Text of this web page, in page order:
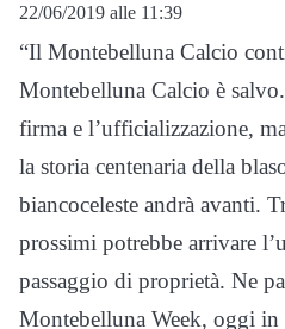
22/06/2019 alle 11:39
“Il Montebelluna Calcio
Montebelluna Calcio è
firma e l’ufficializzazione,
la storia centenaria della
biancoceleste andrà avanti.
prossimi potrebbe arrivare
passaggio di proprietà. Ne
Montebelluna Week, oggi in